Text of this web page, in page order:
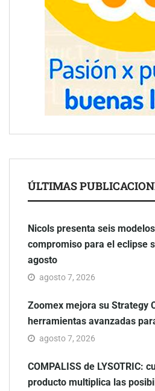
ÚLTIMAS
Nicols presenta seis
compromiso para el eclipse
agosto
agosto 7, 2026
Zoomex mejora su Strategy
herramientas avanzadas
agosto 7, 2026
COMPALISS de LYSOTRIC:
producto multiplica las